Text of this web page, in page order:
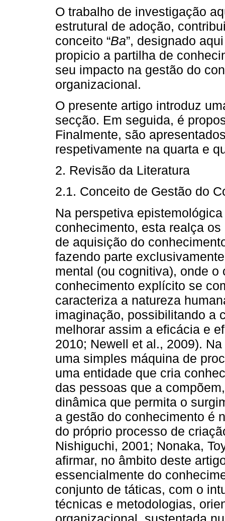
O trabalho de investigação
estrutural de adoção,
conceito “Ba”, designado
propicio a partilha de
seu impacto na gestão do
organizacional.
O presente artigo introduz
secção. Em seguida, é
Finalmente, são
respetivamente na quarta e
2. Revisão da Literatura
2.1. Conceito de Gestão do
Na perspetiva
conhecimento, esta realça
de aquisição do
fazendo parte
mental (ou cognitiva), onde
conhecimento explícito se
caracteriza a natureza
imaginação, possibilitando a
melhorar assim a eficácia e
2010; Newell et al., 2009).
uma simples máquina de
uma entidade que cria
das pessoas que a
dinâmica que permita o
a gestão do conhecimento é
do próprio processo de
Nishiguchi, 2001; Nonaka,
afirmar, no âmbito deste
essencialmente do
conjunto de táticas, com o
técnicas e metodologias,